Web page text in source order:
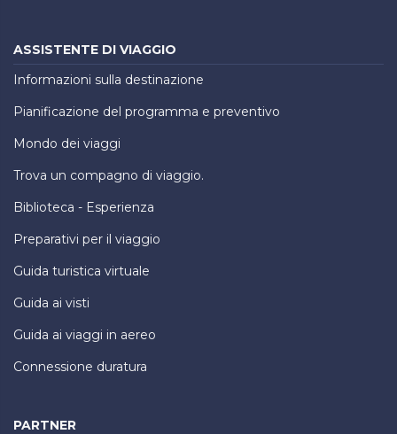
ASSISTENTE DI VIAGGIO
Informazioni sulla destinazione
Pianificazione del programma e preventivo
Mondo dei viaggi
Trova un compagno di viaggio.
Biblioteca - Esperienza
Preparativi per il viaggio
Guida turistica virtuale
Guida ai visti
Guida ai viaggi in aereo
Connessione duratura
PARTNER